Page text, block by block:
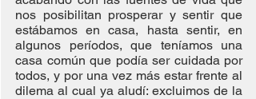
nos posibilitan prosperar y sentir que
estábamos en casa, hasta sentir, en
algunos períodos, que teníamos una
casa común que podía ser cuidada por
todos, y por una vez más estar frente al
dilema al cual ya aludí: excluimos de la